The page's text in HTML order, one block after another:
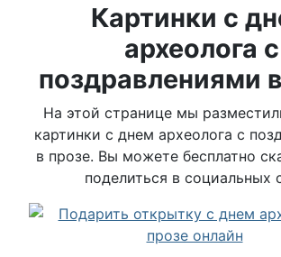
Картинки с
археолога с
поздравлениями
На этой странице мы
картинки с днем археолога с
в прозе. Вы можете бесплатно
поделиться в социальных